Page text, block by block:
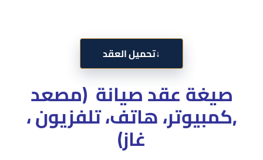
↓تحميل العقد
صيغة عقد صيانة (مصعد
,كمبيوتر، هاتف، تلفزيون ،
غاز)